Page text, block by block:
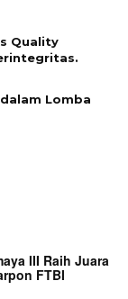
Quality
dalam Lomba
III Raih Juara
FTBI